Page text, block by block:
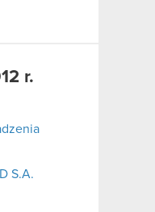
r.
S.A.